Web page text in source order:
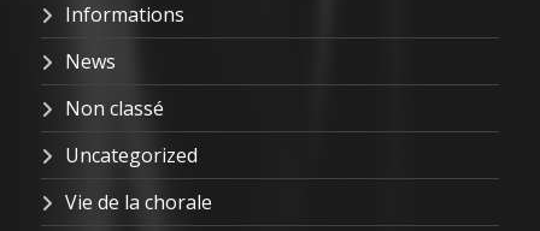
Informations
News
Non classé
Uncategorized
Vie de la chorale